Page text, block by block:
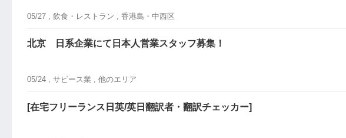
05/27 , 飲食・レストラン , 香港島・中西区
北京 日系企業にて日本人営業スタッフ募集！
05/24 , サビース業 , 他のエリア
[在宅フリーランス日英/英日翻訳者・翻訳チェッカー]